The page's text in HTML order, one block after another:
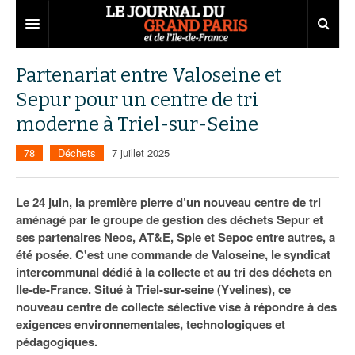
Territoires
Aménagement
Collectivités
Services urbains
Entreprises
Développement économique
Attractivité
Innovation
Transport
Marchés publics
Départements
77
78
91
92
Nominations
Portraits
Agenda
Les Assises du Grand Paris
Éditions précédentes
Le podcast
Ecouter les épisodes
Lire les résumés
Partenariat entre Valoseine et
Sepur pour un centre de tri
moderne à Triel-sur-Seine
78 Déchets 7 juillet 2025
Le 24 juin, la première pierre d’un nouveau centre de tri
aménagé par le groupe de gestion des déchets Sepur et
ses partenaires Neos, AT&E, Spie et Sepoc entre autres, a
été posée. C'est une commande de Valoseine, le syndicat
intercommunal dédié à la collecte et au tri des déchets en
Ile-de-France. Situé à Triel-sur-seine (Yvelines), ce
nouveau centre de collecte sélective vise à répondre à des
exigences environnementales, technologiques et
pédagogiques.